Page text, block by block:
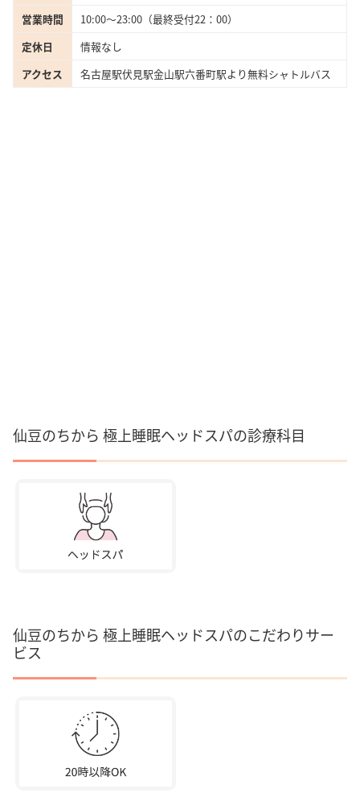
営業時間
10:00～23:00（最終受付22：00）
定休日
情報なし
アクセス
名古屋駅伏見駅金山駅六番町駅より無料シャトルバス
仙豆のちから 極上睡眠ヘッドスパの診療科目
仙豆のちから 極上睡眠ヘッドスパのこだわりサー
ビス